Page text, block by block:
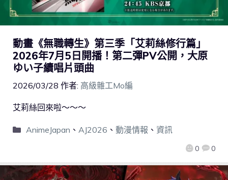
動畫《無職轉生》第三季「艾莉絲修行篇」
2026年7月5日開播！第二彈PV公開，大原
ゆい子續唱片頭曲
2026/03/28 作者: 高級雜工Mo編
0 0
艾莉絲回來啦～～～
AnimeJapan 、 AJ2026 、 動漫情報 、 資訊